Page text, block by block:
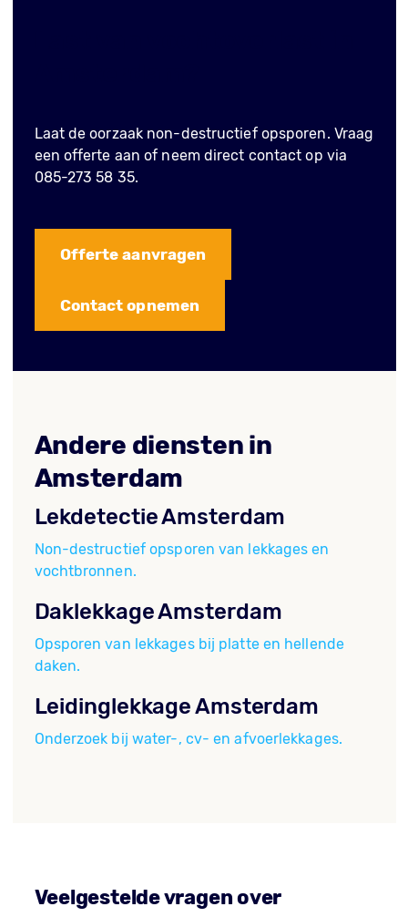
Laat de oorzaak non-destructief opsporen. Vraag
een offerte aan of neem direct contact op via
085-273 58 35.
Offerte aanvragen
Contact opnemen
Andere diensten in
Amsterdam
Lekdetectie Amsterdam
Non-destructief opsporen van lekkages en
vochtbronnen.
Daklekkage Amsterdam
Opsporen van lekkages bij platte en hellende
daken.
Leidinglekkage Amsterdam
Onderzoek bij water-, cv- en afvoerlekkages.
Veelgestelde vragen over